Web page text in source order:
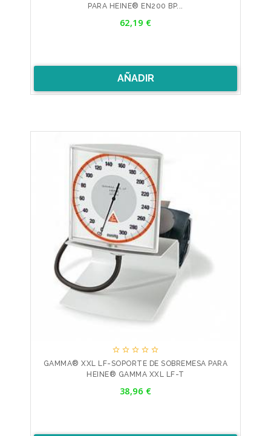
PARA HEINE® EN200 BP...
62,19 €
AÑADIR
    
GAMMA® XXL LF-SOPORTE DE SOBREMESA PARA
HEINE® GAMMA XXL LF-T
38,96 €